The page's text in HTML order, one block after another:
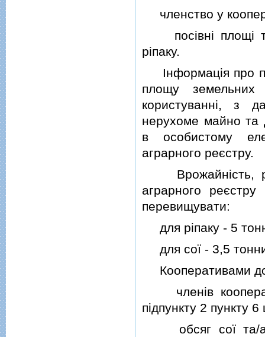
членство у
посiвнi площi та
рiпаку.
Iнформацiя про
площу
користуваннi, з
нерухоме майно та
в особистому
аграрного реєстру.
Врожайнiсть,
аграрного
перевищувати:
для рiпаку - 5
для сої - 3,5
Кооперативами до
членiв
пiдпункту 2 пункту
обсяг сої та/